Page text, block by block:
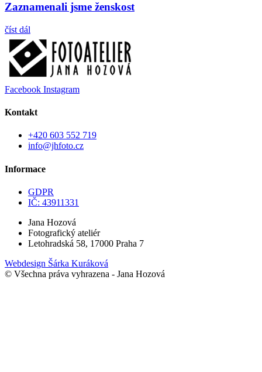
Zaznamenali jsme ženskost
číst dál
Facebook Instagram
Kontakt
+420 603 552 719
info@jhfoto.cz
Informace
GDPR
IČ: 43911331
Jana Hozová
Fotografický ateliér
Letohradská 58, 17000 Praha 7
Webdesign Šárka Kuráková
© Všechna práva vyhrazena - Jana Hozová